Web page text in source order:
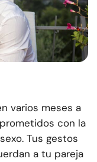
varios meses a
con la
Tus gestos
a tu pareja